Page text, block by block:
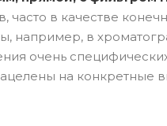
часто в качестве
например, в
очень
на конкретные